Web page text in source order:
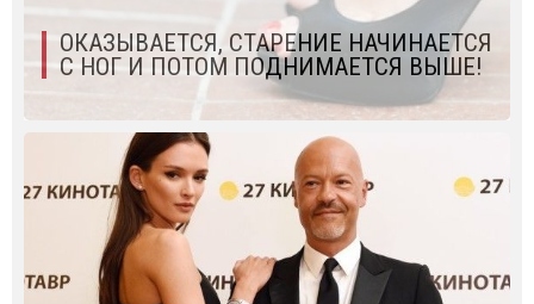
ОКАЗЫВАЕТСЯ, СТАРЕНИЕ НАЧИНАЕТСЯ
С НОГ И ПОТОМ ПОДНИМАЕТСЯ ВЫШЕ!